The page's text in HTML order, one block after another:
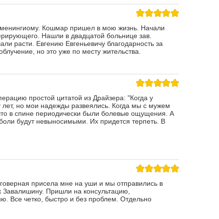
Кошмар пришел в мою жизнь. Начали
Нашли в двадцатой больнице зав.
расти. Евгению Евгеньевичу благодарность за
но это уже по месту жительства.
простой цитатой из Драйзера: "Когда у
но мои надежды развеялись. Когда мы с мужем
в спине периодически были болевые ощущения. А
будут невыносимыми. Их придется терпеть. В
присела мне на уши и мы отправились в
Завалишину. Пришли на консультацию,
Все четко, быстро и без проблем. Отдельно